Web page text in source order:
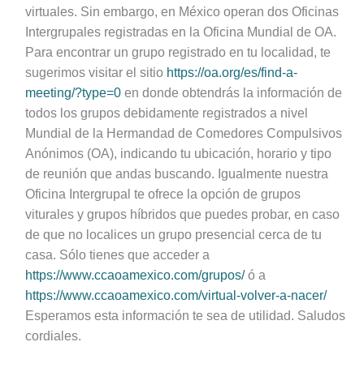
virtuales. Sin embargo, en México operan dos Oficinas
Intergrupales registradas en la Oficina Mundial de OA.
Para encontrar un grupo registrado en tu localidad, te
sugerimos visitar el sitio https://oa.org/es/find-a-
meeting/?type=0en donde obtendrás la información de
todos los grupos debidamente registrados a nivel
Mundial de la Hermandad de Comedores Compulsivos
Anónimos (OA), indicando tu ubicación, horario y tipo
de reunión que andas buscando. Igualmente nuestra
Oficina Intergrupal te ofrece la opción de grupos
viturales y grupos híbridos que puedes probar, en caso
de que no localices un grupo presencial cerca de tu
casa. Sólo tienes que acceder a
https://www.ccaoamexico.com/grupos/ó a
https://www.ccaoamexico.com/virtual-volver-a-nacer/
Esperamos esta información te sea de utilidad. Saludos
cordiales.